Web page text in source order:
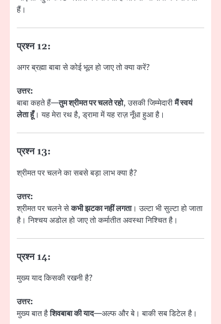
हैं।
प्रश्न 12:
अगर ब्रह्मा बाबा से कोई भूल हो जाए तो क्या करें?
उत्तर:
बाबा कहते हैं—तुम श्रीमत पर चलते रहो, उसकी जिम्मेदारीमैं स्वयं
लेता हूँ। यह मेरा रथ है, ड्रामा में यह राज़ नूँधा हुआ है।
प्रश्न 13:
श्रीमत पर चलने का सबसे बड़ा लाभ क्या है?
उत्तर:
श्रीमत पर चलने सेकभी झटका नहीं लगता। उल्टा भी सुल्टा हो जाता
है। निश्चय अडोल हो जाए तो कर्मातीत अवस्था निश्चित है।
प्रश्न 14:
मुख्य याद किसकी रखनी है?
उत्तर:
मुख्य बात हैशिवबाबा की याद—अल्फ और बे। बाकी सब डिटेल है।